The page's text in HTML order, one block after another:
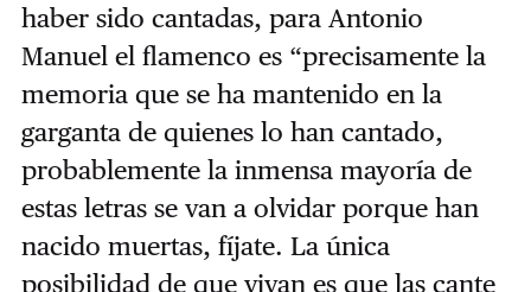
haber sido cantadas, para Antonio
Manuel el flamenco es “precisamente la
memoria que se ha mantenido en la
garganta de quienes lo han cantado,
probablemente la inmensa mayoría de
estas letras se van a olvidar porque han
nacido muertas, fíjate. La única
posibilidad de que vivan es que las cante